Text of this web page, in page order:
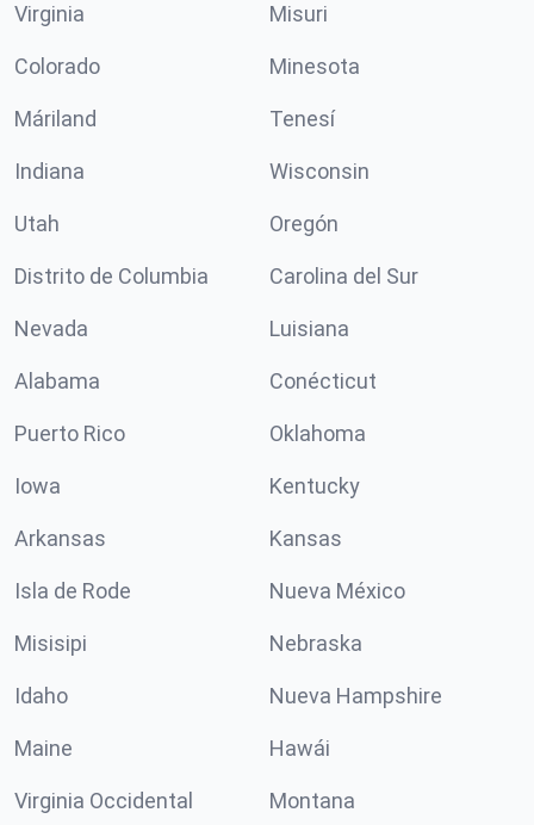
Virginia Misuri
Colorado Minesota
Máriland Tenesí
Indiana Wisconsin
Utah Oregón
Distrito de Columbia Carolina del Sur
Nevada Luisiana
Alabama Conécticut
Puerto Rico Oklahoma
Iowa Kentucky
Arkansas Kansas
Isla de Rode Nueva México
Misisipi Nebraska
Idaho Nueva Hampshire
Maine Hawái
Virginia Occidental Montana